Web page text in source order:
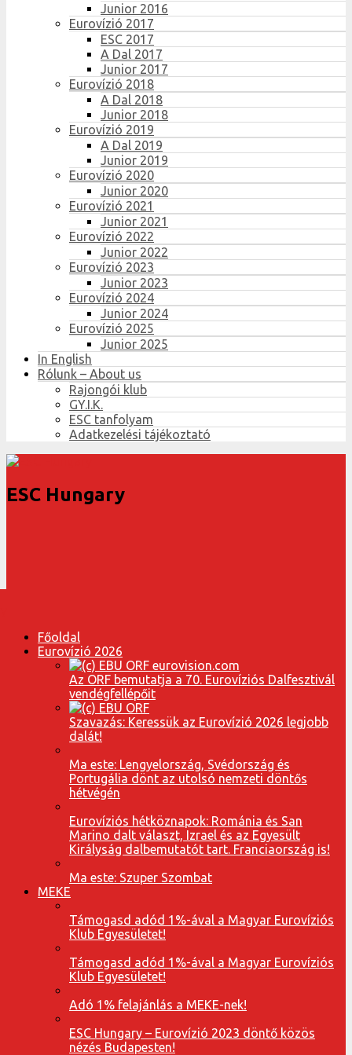
Junior 2016
Eurovízió 2017
ESC 2017
A Dal 2017
Junior 2017
Eurovízió 2018
A Dal 2018
Junior 2018
Eurovízió 2019
A Dal 2019
Junior 2019
Eurovízió 2020
Junior 2020
Eurovízió 2021
Junior 2021
Eurovízió 2022
Junior 2022
Eurovízió 2023
Junior 2023
Eurovízió 2024
Junior 2024
Eurovízió 2025
Junior 2025
In English
Rólunk – About us
Rajongói klub
GY.I.K.
ESC tanfolyam
Adatkezelési tájékoztató
ESC Hungary
Főoldal
Eurovízió 2026
Az ORF bemutatja a 70. Eurovíziós Dalfesztivál
vendégfellépőit
Szavazás: Keressük az Eurovízió 2026 legjobb
dalát!
Ma este: Lengyelország, Svédország és
Portugália dönt az utolsó nemzeti döntős
hétvégén
Eurovíziós hétköznapok: Románia és San
Marino dalt választ, Izrael és az Egyesült
Királyság dalbemutatót tart. Franciaország is!
Ma este: Szuper Szombat
MEKE
Támogasd adód 1%-ával a Magyar Eurovíziós
Klub Egyesületet!
Támogasd adód 1%-ával a Magyar Eurovíziós
Klub Egyesületet!
Adó 1% felajánlás a MEKE-nek!
ESC Hungary – Eurovízió 2023 döntő közös
nézés Budapesten!